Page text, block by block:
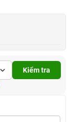
Kiểm tra